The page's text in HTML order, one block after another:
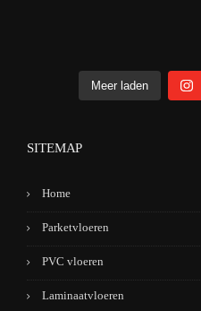
Meer laden
SITEMAP
Home
Parketvloeren
PVC vloeren
Laminaatvloeren